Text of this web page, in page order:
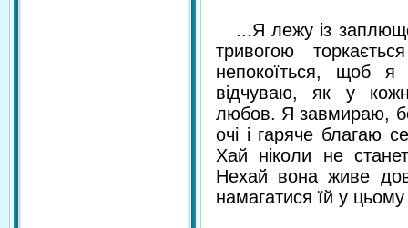
...Я лежу із
тривогою
непокоїться, щоб
відчуваю, як у
любов. Я завмираю,
очі і гаряче благаю
Хай ніколи не
Нехай вона живе
намагатися їй у